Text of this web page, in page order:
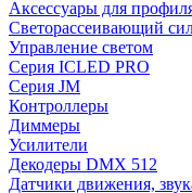
Аксессуары для
Светорассеивающий
Управление светом
Серия ICLED PRO
Серия JM
Контроллеры
Диммеры
Усилители
Декодеры DMX 512
Датчики движения,